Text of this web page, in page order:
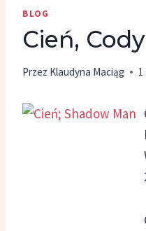
BLOG
Cień,
Przez Klaudyna Maciąg